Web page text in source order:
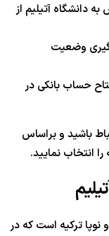
دانشگاه آتیلیم از
وضعیت
حساب بانکی در
باشید و براساس
انتخاب نمایید.
نوپا ترکیه است که در